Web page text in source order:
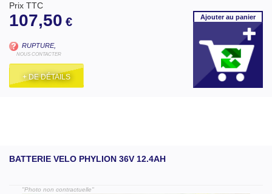
Prix TTC
107,50 €
RUPTURE,
NOUS CONTACTER
+ DE DÉTAILS
Ajouterau panier
BATTERIE VELO PHYLION 36V 12.4AH
"Photo non contractuelle"